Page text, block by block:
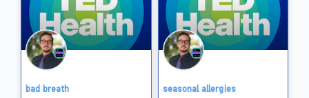
bad breath
seasonal allergies